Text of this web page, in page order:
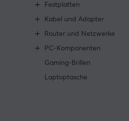
Festplatten
Kabel und Adapter
Router und Netzwerke
PC-Komponenten
Gaming-Brillen
Laptoptasche